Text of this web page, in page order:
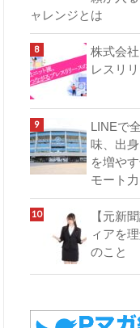
ャレンジとは
株式会
レスリ
LINEで
味、出
を増や
モート
【元新
ィアを
のこと